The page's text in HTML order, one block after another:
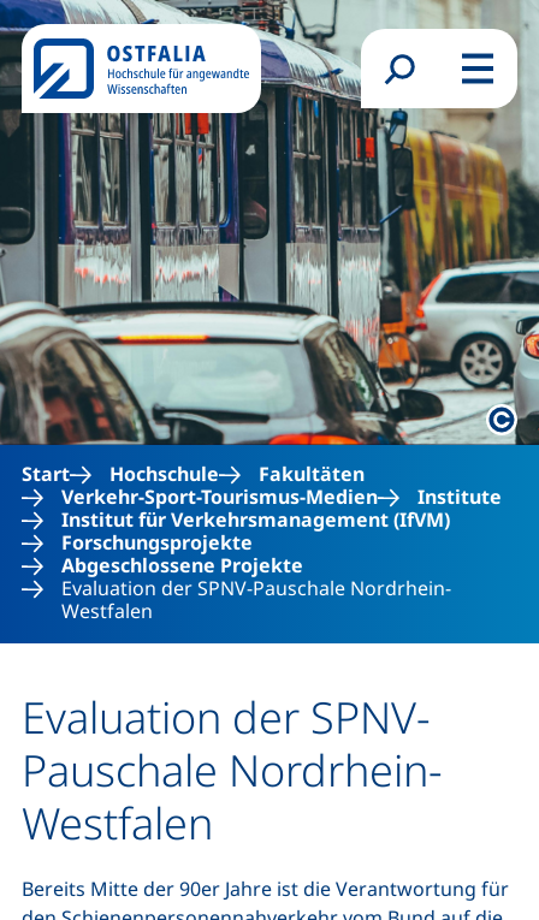
Direkt zum Inhalt
Suchformular
Menü
Start
Hochschule
Fakultäten
Verkehr-Sport-Tourismus-Medien
Institute
Institut für Verkehrsmanagement (IfVM)
Forschungsprojekte
Abgeschlossene Projekte
Evaluation der SPNV-Pauschale Nordrhein-
Westfalen
Evaluation der SPNV-
Pauschale Nordrhein-
Westfalen
Bereits Mitte der 90er Jahre ist die Verantwortung für